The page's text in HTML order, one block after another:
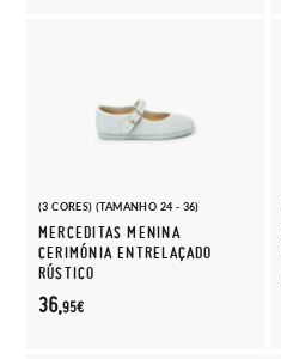
(3 CORES) (TAMANHO 24 - 36)
MERCEDITAS MENINA
CERIMÓNIA ENTRELAÇADO
RÚSTICO
36,95€